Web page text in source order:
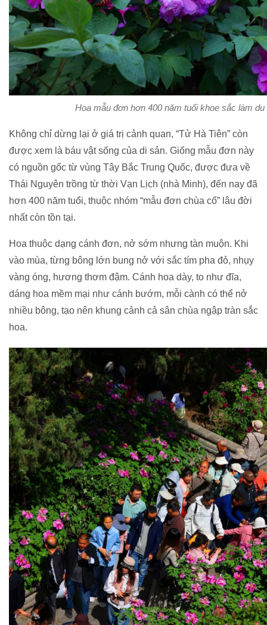
Hoa mẫu đơn hơn 400 năm tuổi khoe sắc làm
Không chỉ dừng lại ở giá trị cảnh quan, “Tử Hà Tiên” còn
được xem là báu vật sống của di sản. Giống mẫu đơn này
có nguồn gốc từ vùng Tây Bắc Trung Quốc, được đưa về
Thái Nguyên trồng từ thời Vạn Lịch (nhà Minh), đến nay đã
hơn 400 năm tuổi, thuộc nhóm “mẫu đơn chùa cổ” lâu đời
nhất còn tồn tại.
Hoa thuộc dạng cánh đơn, nở sớm nhưng tàn muộn. Khi
vào mùa, từng bông lớn bung nở với sắc tím pha đỏ, nhụy
vàng óng, hương thơm đậm. Cánh hoa dày, to như đĩa,
dáng hoa mềm mại như cánh bướm, mỗi cành có thể nở
nhiều bông, tạo nên khung cảnh cả sân chùa ngập tràn sắc
hoa.